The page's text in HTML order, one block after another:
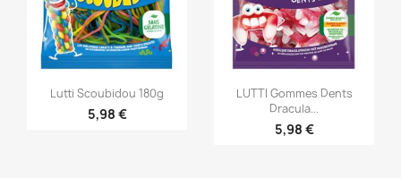
Vorschau
Lutti Scoubidou 180g
5,98 €
Vorschau
LUTTI Gommes Dents
Dracula...
5,98 €